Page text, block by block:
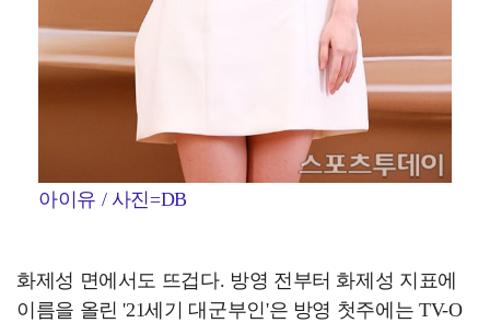
아이유 / 사진=DB
화제성 면에서도 뜨겁다. 방영 전부터 화제성 지표에
이름을 올린 '21세기 대군부인'은 방영 첫주에는 TV-O